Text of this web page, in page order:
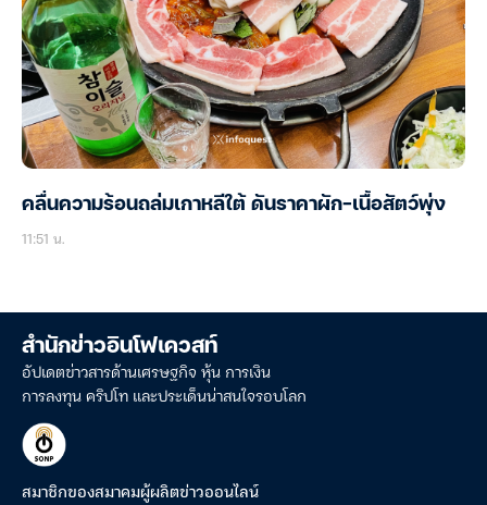
คลื่นความร้อนถล่มเกาหลีใต้ ดันราคาผัก-เนื้อสัตว์พุ่ง
11:51 น.
สำนักข่าวอินโฟเควสท์
อัปเดตข่าวสารด้านเศรษฐกิจ หุ้น การเงิน
การลงทุน คริปโท และประเด็นน่าสนใจรอบโลก
สมาชิกของสมาคมผู้ผลิตข่าวออนไลน์